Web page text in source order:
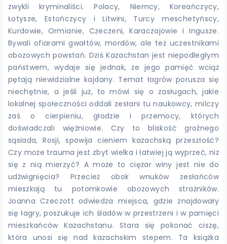
zwykli kryminaliści. Polacy, Niemcy, Koreańczycy,
Łotysze, Estończycy i Litwini, Turcy meschetyńscy,
Kurdowie, Ormianie, Czeczeni, Karaczajowie i Ingusze.
Bywali ofiarami gwałtów, mordów, ale też uczestnikami
obozowych powstań. Dziś Kazachstan jest niepodległym
państwem, wydaje się jednak, że jego pamięć wciąż
pętają niewidzialne kajdany. Temat łagrów porusza się
niechętnie, a jeśli już, to mówi się o zasługach, jakie
lokalnej społeczności oddali zesłani tu naukowcy, milczy
zaś o cierpieniu, głodzie i przemocy, których
doświadczali więźniowie. Czy to bliskość groźnego
sąsiada, Rosji, spowija cieniem kazachską przeszłość?
Czy może trauma jest zbyt wielka i łatwiej ją wyprzeć, niż
się z nią mierzyć? A może to ciężar winy jest nie do
udźwignięcia? Przecież obok wnuków zesłańców
mieszkają tu potomkowie obozowych strażników.
Joanna Czeczott odwiedza miejsca, gdzie znajdowały
się łagry, poszukuje ich śladów w przestrzeni i w pamięci
mieszkańców Kazachstanu. Stara się pokonać ciszę,
która unosi się nad kazachskim stepem. Ta książka